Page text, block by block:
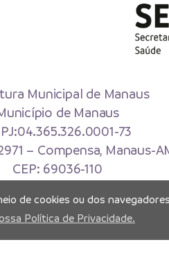
Municipal de Manaus
de Manaus
73
– Compensa, Manaus-
CEP: 69036-110
Todos os direitos
de cookies ou dos
Política de Privacidade.